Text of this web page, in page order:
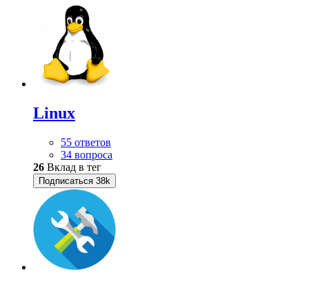
Linux
55 ответов
34 вопроса
26 Вклад в тег
Подписаться 38k